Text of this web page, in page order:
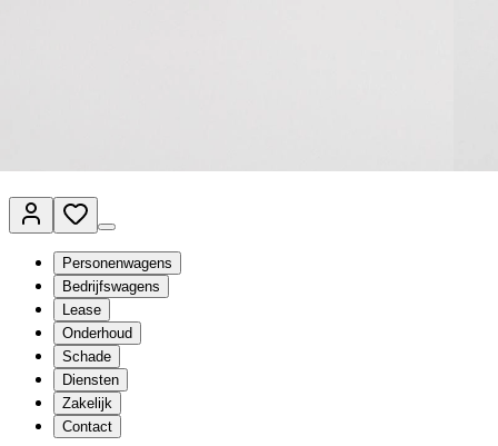
Personenwagens
Bedrijfswagens
Lease
Onderhoud
Schade
Diensten
Zakelijk
Contact